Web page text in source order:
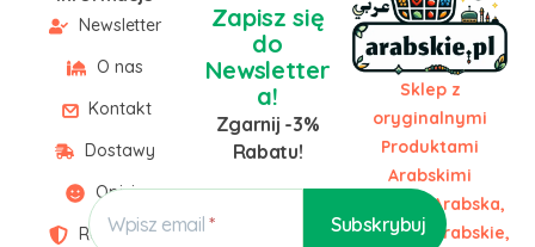
Newsletter
O nas
Kontakt
Dostawy
Opinie
Regulamin
Sklep z
oryginalnymi
Produktami
Arabskimi
Żywność Arabska,
Słodycze Arabskie,
Zapisz się
do
Newsletter
a!
Zgarnij -3%
Rabatu!
Wpisz email